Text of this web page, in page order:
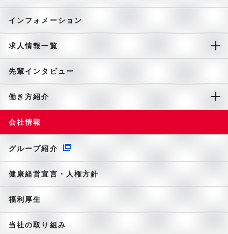
インフォメーション
求人情報一覧
先輩インタビュー
働き方紹介
会社情報
グループ紹介
健康経営宣言・人権方針
福利厚生
当社の取り組み